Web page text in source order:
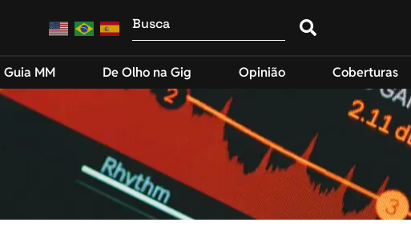
Guia MM De Olho na Gig Opinião Coberturas